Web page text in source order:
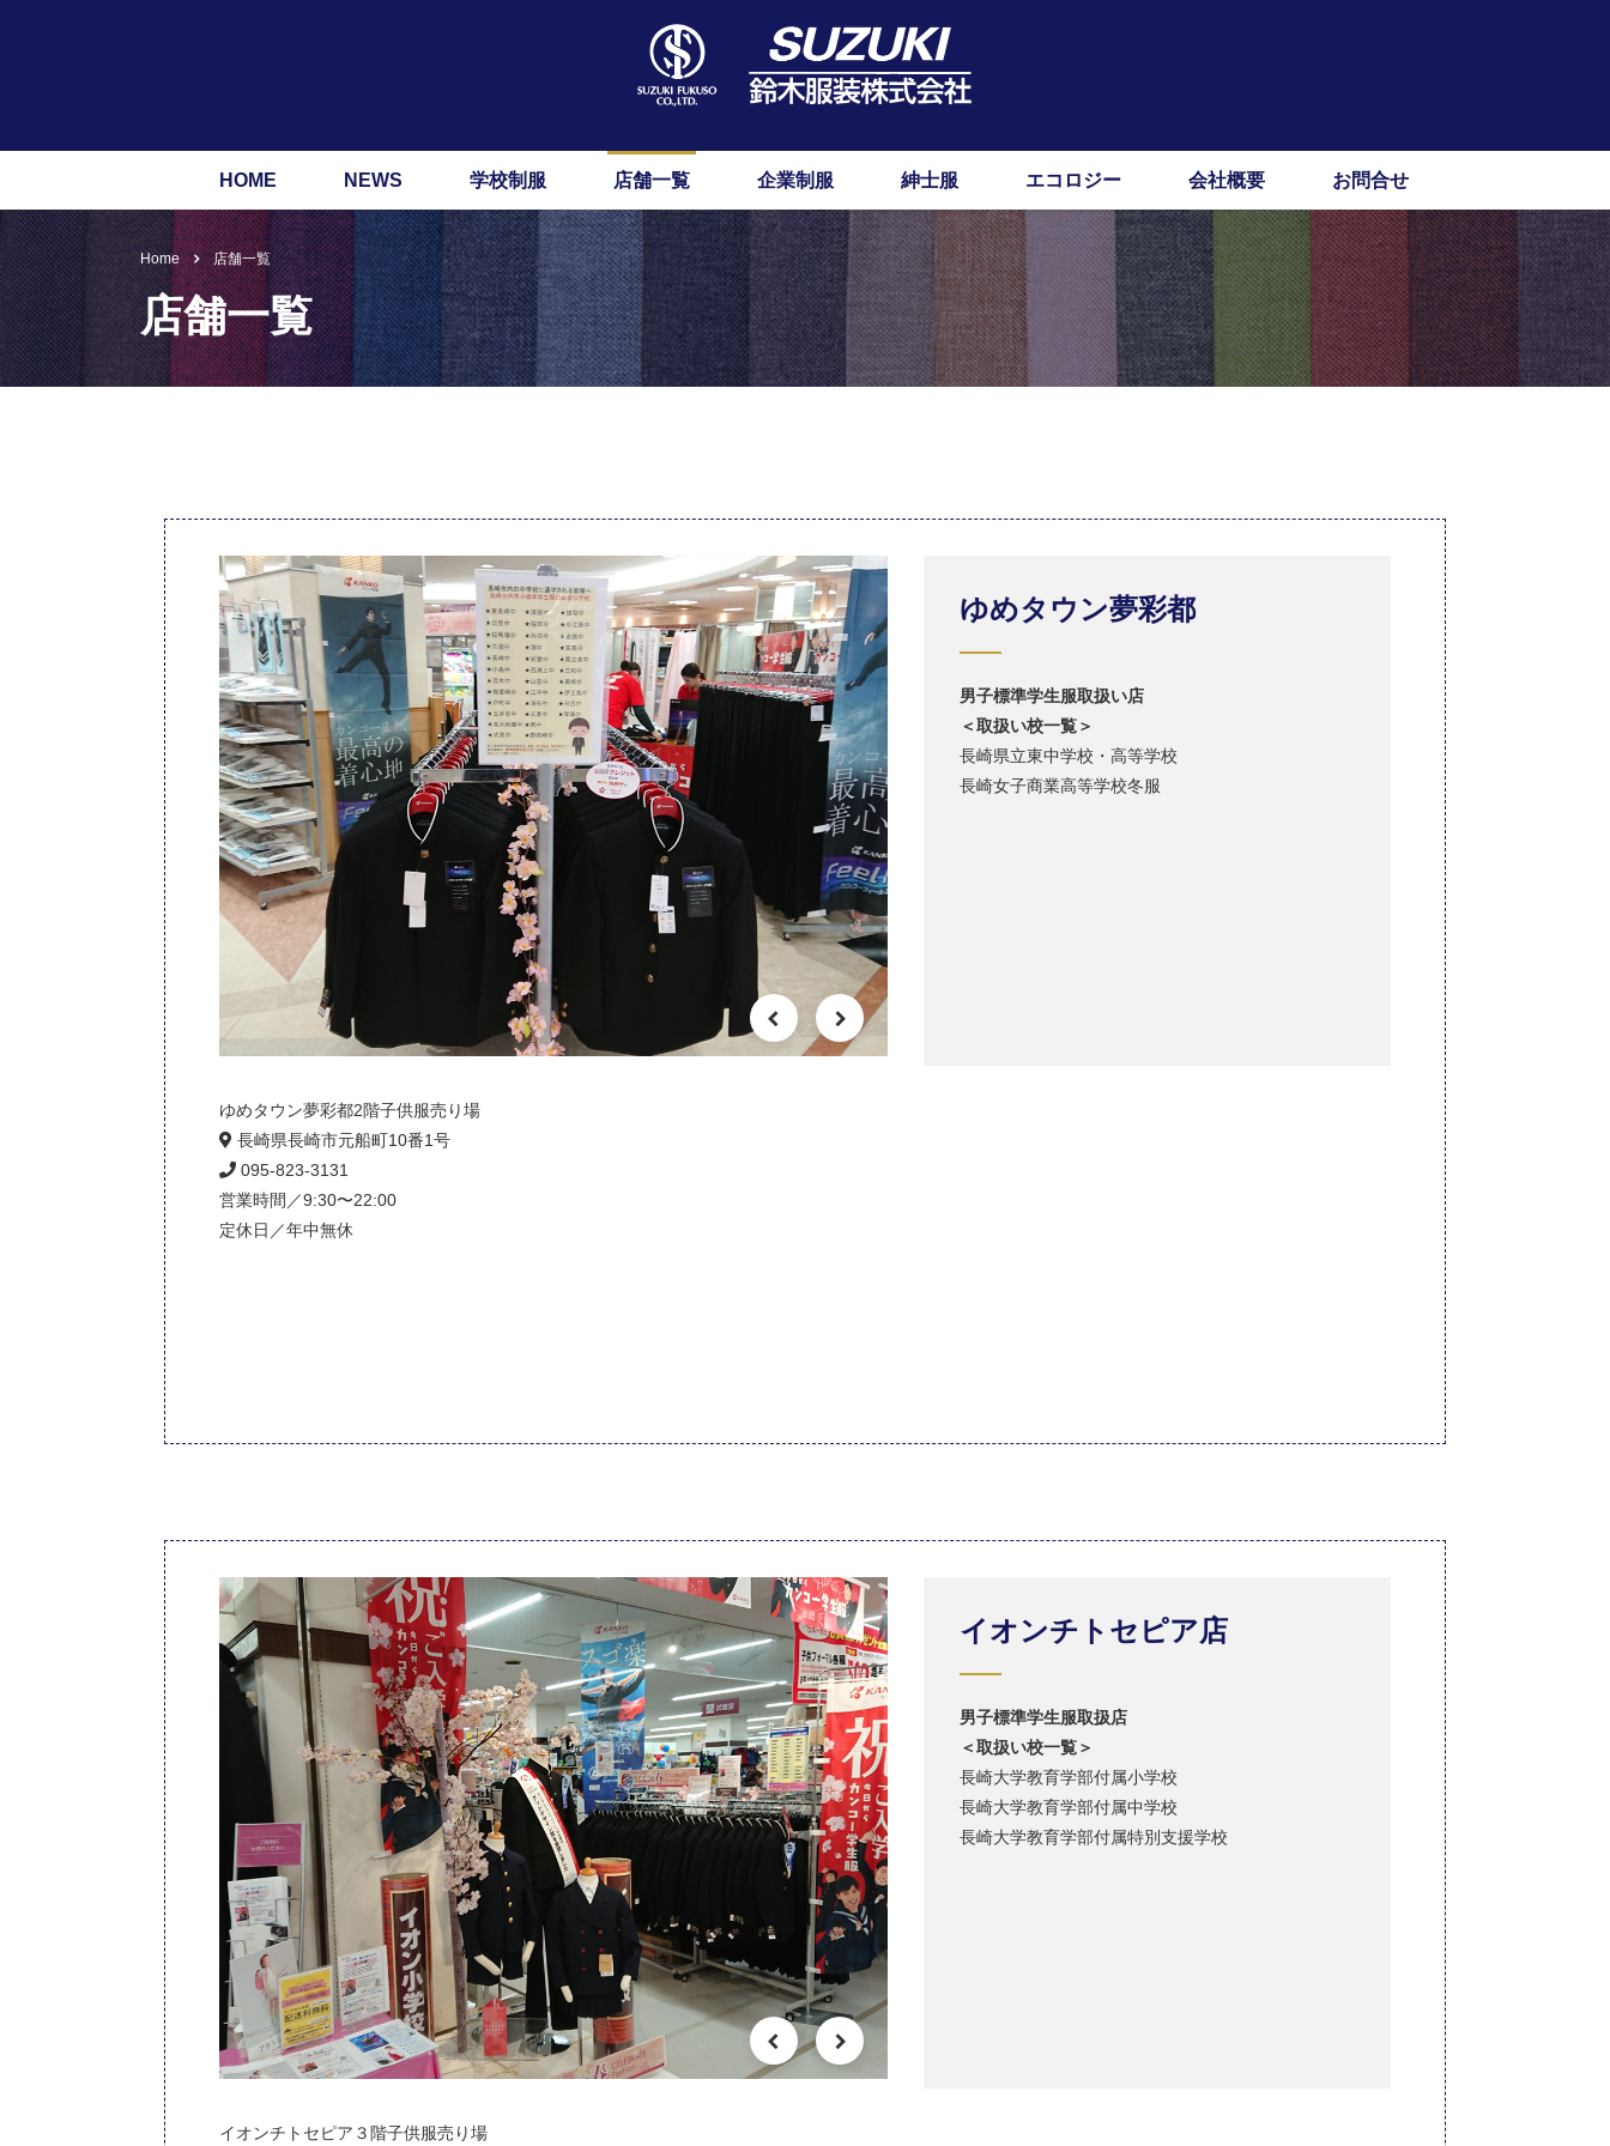
HOME NEWS 学校制服 店舗一覧 企業制服 紳士服 エコロジー 会社概要 お問合せ
Home 店舗一覧
店舗一覧
ゆめタウン夢彩都
男子標準学生服取扱い店
＜取扱い校一覧＞
長崎県立東中学校・高等学校
長崎女子商業高等学校冬服
ゆめタウン夢彩都2階子供服売り場
長崎県長崎市元船町10番1号
095-823-3131
営業時間／9:30〜22:00
定休日／年中無休
イオンチトセピア店
男子標準学生服取扱店
＜取扱い校一覧＞
長崎大学教育学部付属小学校
長崎大学教育学部付属中学校
長崎大学教育学部付属特別支援学校
イオンチトセピア３階子供服売り場